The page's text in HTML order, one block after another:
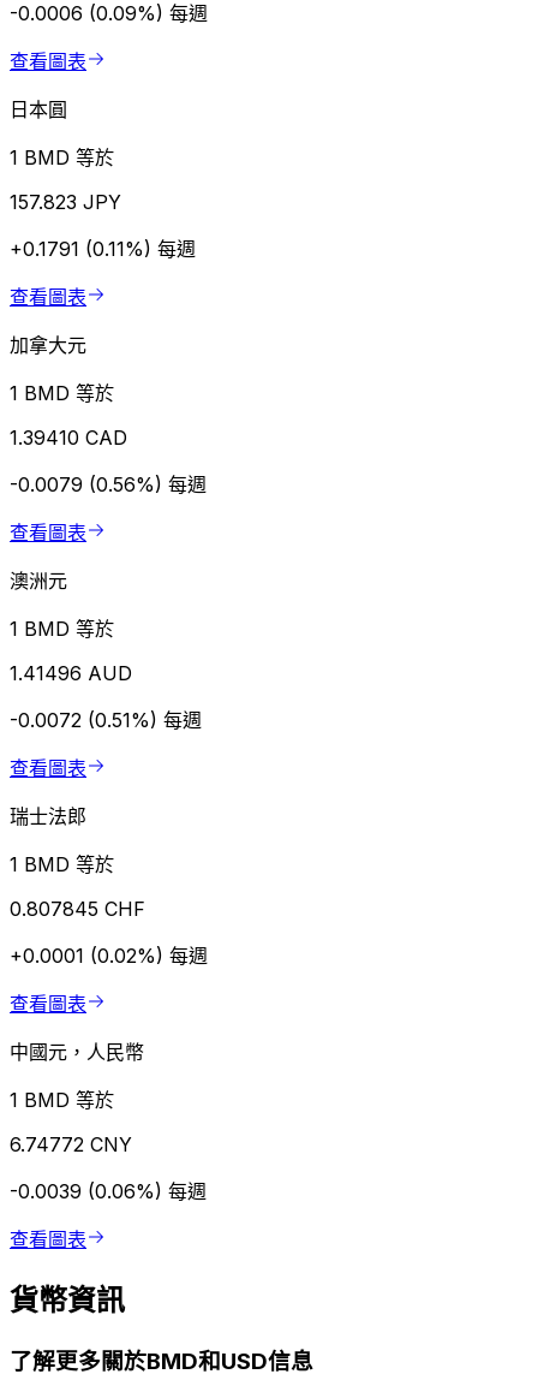
-0.0006 (0.09%) 每週
查看圖表
日本圓
1 BMD 等於
157.823 JPY
+0.1791 (0.11%) 每週
查看圖表
加拿大元
1 BMD 等於
1.39410 CAD
-0.0079 (0.56%) 每週
查看圖表
澳洲元
1 BMD 等於
1.41496 AUD
-0.0072 (0.51%) 每週
查看圖表
瑞士法郎
1 BMD 等於
0.807845 CHF
+0.0001 (0.02%) 每週
查看圖表
中國元，人民幣
1 BMD 等於
6.74772 CNY
-0.0039 (0.06%) 每週
查看圖表
貨幣資訊
了解更多關於BMD和USD信息